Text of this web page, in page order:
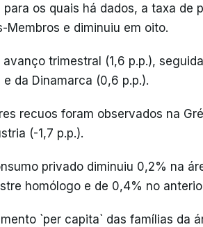
os quais há dados, a taxa de
Membros e diminuiu em oito.
trimestral (1,6 p.p.),
da Dinamarca (0,6 p.p.).
recuos foram observados na
(-1,7 p.p.).
privado diminuiu 0,2% na
homólogo e de 0,4% no
`per capita` das famílias da